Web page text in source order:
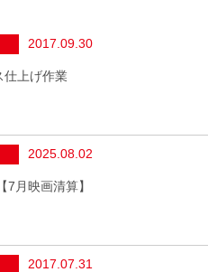
2017.09.30
仕上げ作業
2025.08.02
月映画清算】
2017.07.31